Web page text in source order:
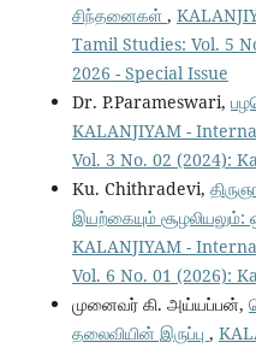
சிந்தனைகள் ,
Tamil Studies: Vol. 5
2026 - Special Issue
Dr. P.Parameswari,
KALANJIYAM -
Vol. 3 No. 02 (2024):
Ku. Chithradevi,
இயற்கையும் சூழலியலும்:
KALANJIYAM -
Vol. 6 No. 01 (2026):
முனைவர் கி. அய்யப்பன்,
தலைவியின் இருப்பு ,